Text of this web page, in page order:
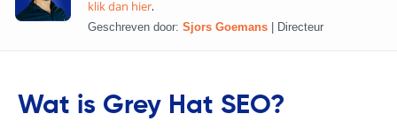
klik dan hier
Geschreven door: Sjors Goemans | Directeur
Wat is Grey Hat SEO?